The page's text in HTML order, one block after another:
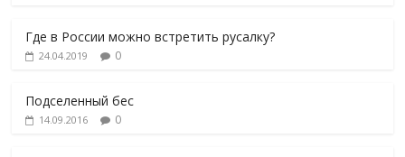
Где в России можно встретить русалку?
24.04.2019 0
Подселенный бес
14.09.2016 0